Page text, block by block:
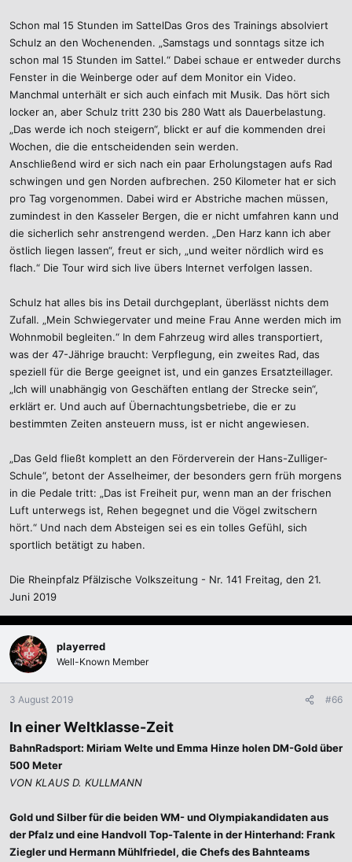
Schon mal 15 Stunden im SattelDas Gros des Trainings absolviert
Schulz an den Wochenenden. „Samstags und sonntags sitze ich
schon mal 15 Stunden im Sattel.“ Dabei schaue er entweder durchs
Fenster in die Weinberge oder auf dem Monitor ein Video.
Manchmal unterhält er sich auch einfach mit Musik. Das hört sich
locker an, aber Schulz tritt 230 bis 280 Watt als Dauerbelastung.
„Das werde ich noch steigern“, blickt er auf die kommenden drei
Wochen, die die entscheidenden sein werden.
Anschließend wird er sich nach ein paar Erholungstagen aufs Rad
schwingen und gen Norden aufbrechen. 250 Kilometer hat er sich
pro Tag vorgenommen. Dabei wird er Abstriche machen müssen,
zumindest in den Kasseler Bergen, die er nicht umfahren kann und
die sicherlich sehr anstrengend werden. „Den Harz kann ich aber
östlich liegen lassen“, freut er sich, „und weiter nördlich wird es
flach.“ Die Tour wird sich live übers Internet verfolgen lassen.
Schulz hat alles bis ins Detail durchgeplant, überlässt nichts dem
Zufall. „Mein Schwiegervater und meine Frau Anne werden mich im
Wohnmobil begleiten.“ In dem Fahrzeug wird alles transportiert,
was der 47-Jährige braucht: Verpflegung, ein zweites Rad, das
speziell für die Berge geeignet ist, und ein ganzes Ersatzteillager.
„Ich will unabhängig von Geschäften entlang der Strecke sein“,
erklärt er. Und auch auf Übernachtungsbetriebe, die er zu
bestimmten Zeiten ansteuern muss, ist er nicht angewiesen.
„Das Geld fließt komplett an den Förderverein der Hans-Zulliger-
Schule“, betont der Asselheimer, der besonders gern früh morgens
in die Pedale tritt: „Das ist Freiheit pur, wenn man an der frischen
Luft unterwegs ist, Rehen begegnet und die Vögel zwitschern
hört.“ Und nach dem Absteigen sei es ein tolles Gefühl, sich
sportlich betätigt zu haben.
Die Rheinpfalz Pfälzische Volkszeitung - Nr. 141 Freitag, den 21.
Juni 2019
playerred
Well-Known Member
3 August 2019 #66
In einer Weltklasse-Zeit
BahnRadsport: Miriam Welte und Emma Hinze holen DM-Gold über
500 Meter
VON KLAUS D. KULLMANN
Gold und Silber für die beiden WM- und Olympiakandidaten aus
der Pfalz und eine Handvoll Top-Talente in der Hinterhand: Frank
Ziegler und Hermann Mühlfriedel, die Chefs des Bahnteams